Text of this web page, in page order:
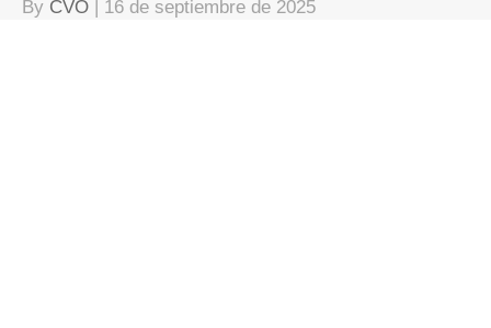
By CVO | 16 de septiembre de 2025